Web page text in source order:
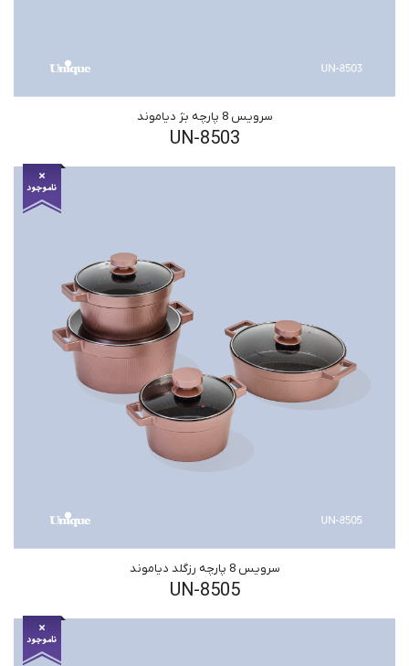
سرویس 8 پارچه بژ دیاموند
UN-8503
سرویس 8 پارچه رزگلد دیاموند
UN-8505